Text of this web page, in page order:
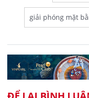
giải phóng mặt